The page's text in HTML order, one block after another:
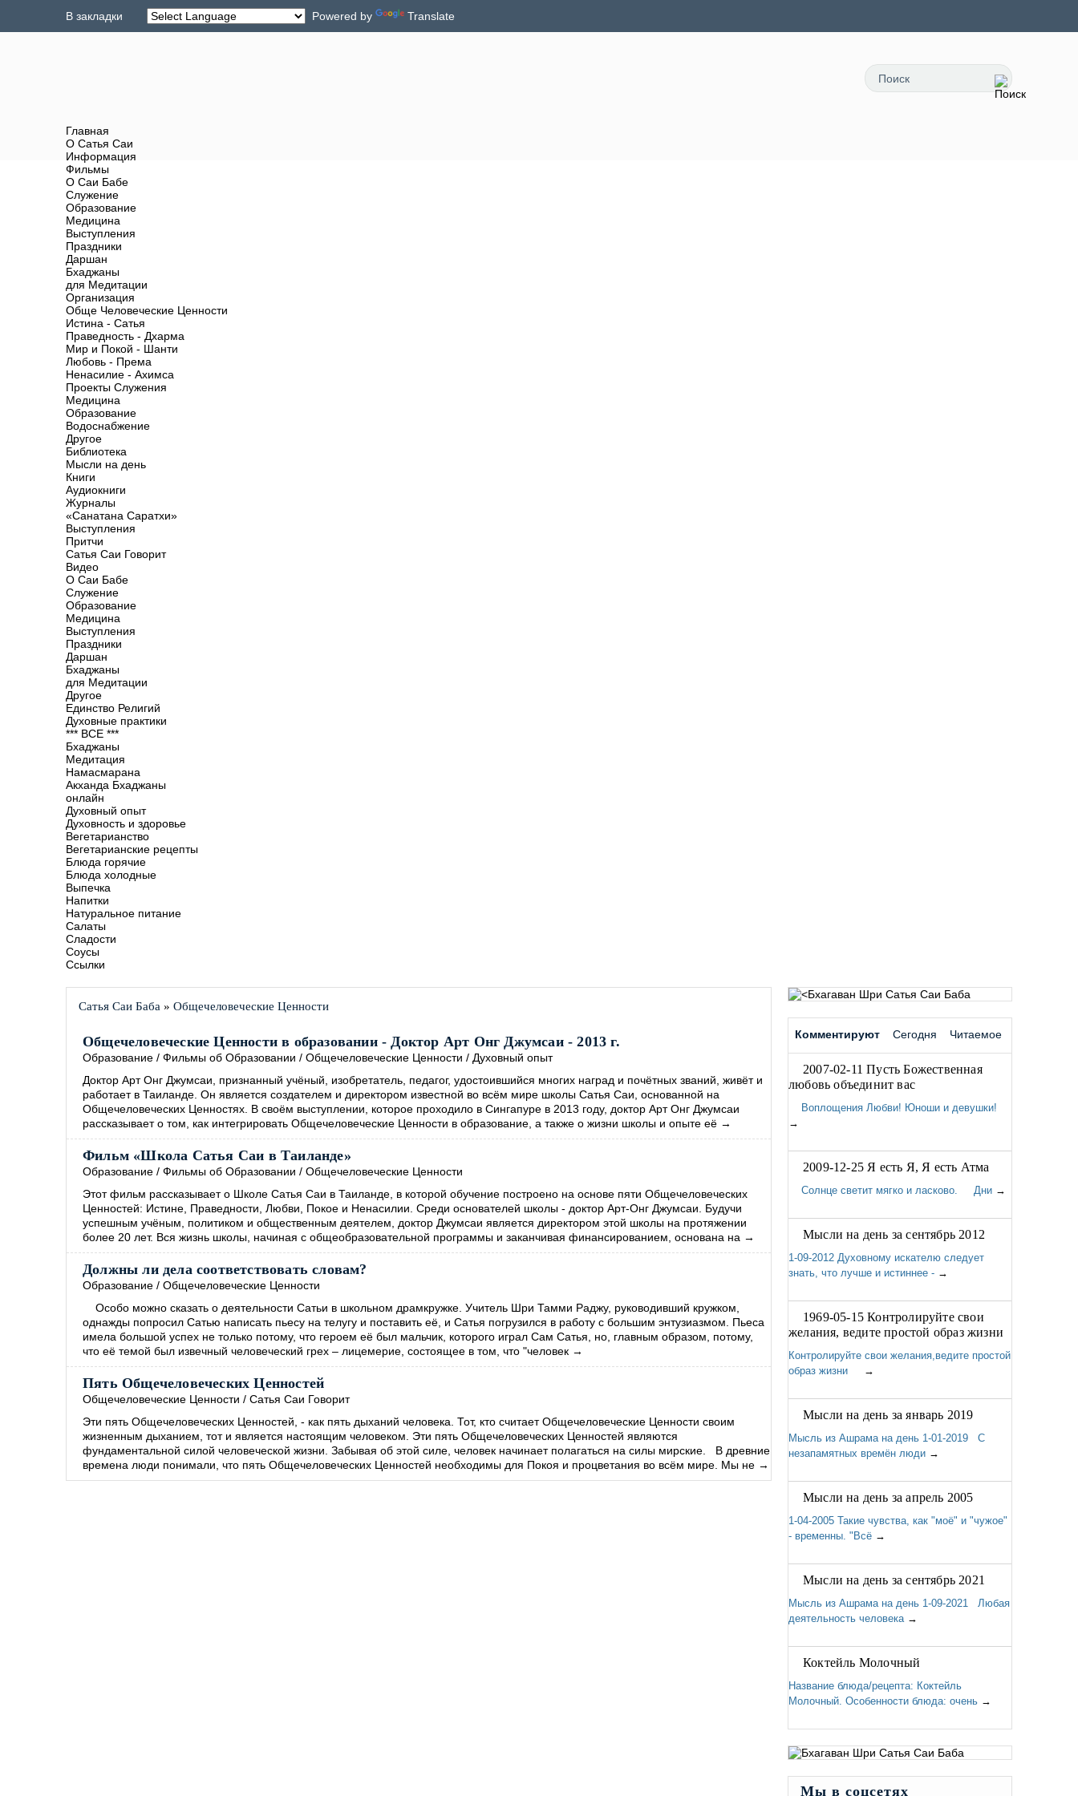
В закладки Powered by Translate
Главная
О Сатья Саи
Информация
Фильмы
О Саи Бабе
Служение
Образование
Медицина
Выступления
Праздники
Даршан
Бхаджаны
для Медитации
Организация
Обще Человеческие Ценности
Истина - Сатья
Праведность - Дхарма
Мир и Покой - Шанти
Любовь - Према
Ненасилие - Ахимса
Проекты Служения
Медицина
Образование
Водоснабжение
Другое
Библиотека
Мысли на день
Книги
Аудиокниги
Журналы
«Санатана Саратхи»
Выступления
Притчи
Сатья Саи Говорит
Видео
О Саи Бабе
Служение
Образование
Медицина
Выступления
Праздники
Даршан
Бхаджаны
для Медитации
Другое
Единство Религий
Духовные практики
*** ВСЕ ***
Бхаджаны
Медитация
Намасмарана
Акханда Бхаджаны
онлайн
Духовный опыт
Духовность и здоровье
Вегетарианство
Вегетарианские рецепты
Блюда горячие
Блюда холодные
Выпечка
Напитки
Натуральное питание
Салаты
Сладости
Соусы
Ссылки
Сатья Саи Баба » Общечеловеческие Ценности
Общечеловеческие Ценности в образовании - Доктор Арт Онг Джумсаи - 2013 г.
Образование / Фильмы об Образовании / Общечеловеческие Ценности / Духовный опыт
Доктор Арт Онг Джумсаи, признанный учёный, изобретатель, педагог, удостоившийся многих наград и почётных званий, живёт и
работает в Таиланде. Он является создателем и директором известной во всём мире школы Сатья Саи, основанной на
Общечеловеческих Ценностях. В своём выступлении, которое проходило в Сингапуре в 2013 году, доктор Арт Онг Джумсаи
рассказывает о том, как интегрировать Общечеловеческие Ценности в образование, а также о жизни школы и опыте её →
Фильм «Школа Сатья Саи в Таиланде»
Образование / Фильмы об Образовании / Общечеловеческие Ценности
Этот фильм рассказывает о Школе Сатья Саи в Таиланде, в которой обучение построено на основе пяти Общечеловеческих
Ценностей: Истине, Праведности, Любви, Покое и Ненасилии. Среди основателей школы - доктор Арт-Онг Джумсаи. Будучи
успешным учёным, политиком и общественным деятелем, доктор Джумсаи является директором этой школы на протяжении
более 20 лет. Вся жизнь школы, начиная с общеобразовательной программы и заканчивая финансированием, основана на →
Должны ли дела соответствовать словам?
Образование / Общечеловеческие Ценности
Особо можно сказать о деятельности Сатьи в школьном драмкружке. Учитель Шри Тамми Раджу, руководивший кружком,
однажды попросил Сатью написать пьесу на телугу и поставить её, и Сатья погрузился в работу с большим энтузиазмом. Пьеса
имела большой успех не только потому, что героем её был мальчик, которого играл Сам Сатья, но, главным образом, потому,
что её темой был извечный человеческий грех – лицемерие, состоящее в том, что "человек →
Пять Общечеловеческих Ценностей
Общечеловеческие Ценности / Сатья Саи Говорит
Эти пять Общечеловеческих Ценностей, - как пять дыханий человека. Тот, кто считает Общечеловеческие Ценности своим
жизненным дыханием, тот и является настоящим человеком. Эти пять Общечеловеческих Ценностей являются
фундаментальной силой человеческой жизни. Забывая об этой силе, человек начинает полагаться на силы мирские. В древние
времена люди понимали, что пять Общечеловеческих Ценностей необходимы для Покоя и процветания во всём мире. Мы не →
Комментируют Сегодня Читаемое
2007-02-11 Пусть Божественная
любовь объединит вас
Воплощения Любви! Юноши и девушки!
→
2009-12-25 Я есть Я, Я есть Атма
Солнце светит мягко и ласково. Дни →
Мысли на день за сентябрь 2012
1-09-2012 Духовному искателю следует
знать, что лучше и истиннее - →
1969-05-15 Контролируйте свои
желания, ведите простой образ жизни
Контролируйте свои желания,ведите простой
образ жизни
→
Мысли на день за январь 2019
Мысль из Ашрама на день 1-01-2019 С
незапамятных времён люди →
Мысли на день за апрель 2005
1-04-2005 Такие чувства, как "моё" и "чужое"
- временны. "Всё →
Мысли на день за сентябрь 2021
Мысль из Ашрама на день 1-09-2021 Любая
деятельность человека→
Коктейль Молочный
Название блюда/рецепта: Коктейль
Молочный. Особенности блюда: очень →
Мы в соцсетях